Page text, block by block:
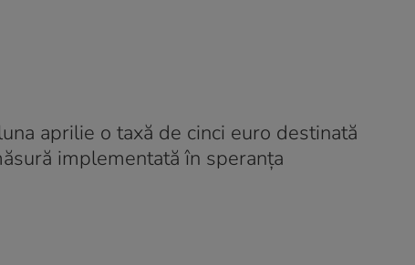
aprilie o taxă de cinci euro destinată
implementată în speranţa